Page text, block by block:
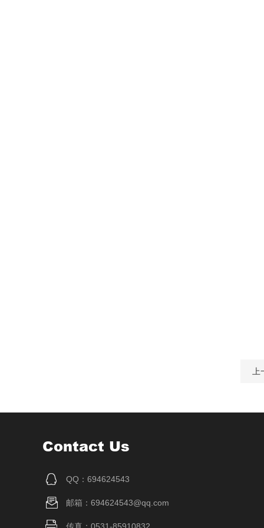
Contact Us
QQ：694624543
邮箱：694624543@qq.com